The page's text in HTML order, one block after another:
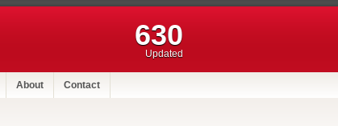
630
Updated
About Contact